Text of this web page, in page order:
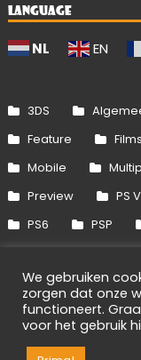
LANGUAGE
NL EN
3DS
Feature
Films
Mobile
Preview
PS
PS6
PSP
Xbox 360
We gebruiken
zorgen dat onze
functioneert.
voor het gebruik